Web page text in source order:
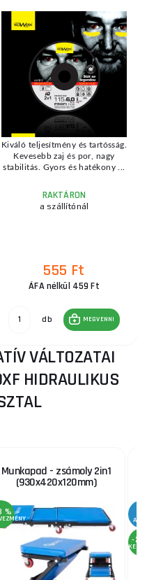
Kiváló teljesítmény és tartósság.
Kevesebb zaj és por, nagy
stabilitás. Gyors és hatékony ...
RAKTÁRON
a szállítónál
555 Ft
ÁFA nélkül 459 Ft
db MEGVENNI
VÁLTOZATAI
HIDRAULIKUS
Munkapad - zsámoly 2in1
(930x420x120mm)
%
-21